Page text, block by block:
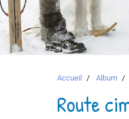
Accueil Album
Route